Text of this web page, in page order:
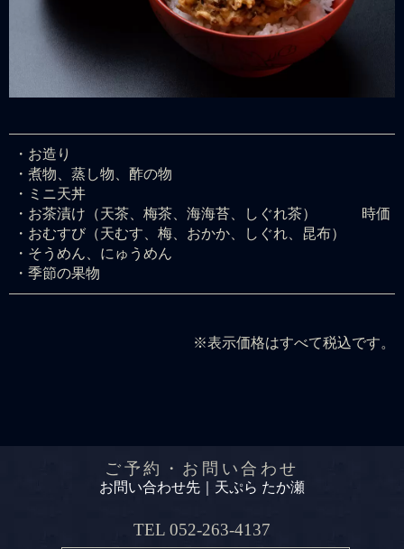
・お造り
・煮物、蒸し物、酢の物
・ミニ天丼
・お茶漬け（天茶、梅茶、海海苔、しぐれ茶）
・おむすび（天むす、梅、おかか、しぐれ、昆布）
・そうめん、にゅうめん
・季節の果物
時価
※表示価格はすべて税込です。
ご予約・お問い合わせ
お問い合わせ先｜天ぷら たか瀬
TEL 052-263-4137